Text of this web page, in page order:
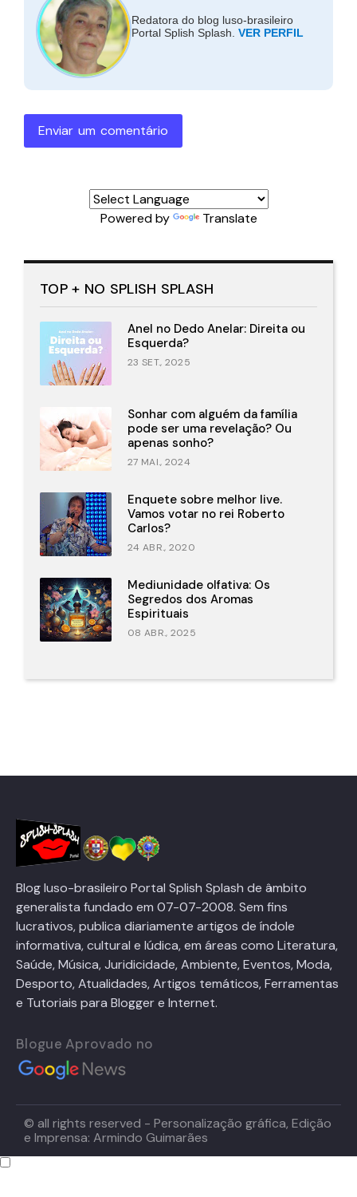
Redatora do blog luso-brasileiro
Portal Splish Splash. VER PERFIL
Enviar um comentário
Powered by Translate
TOP + NO SPLISH SPLASH
Anel no Dedo Anelar: Direita ou
Esquerda?
23 SET., 2025
Sonhar com alguém da família
pode ser uma revelação? Ou
apenas sonho?
27 MAI., 2024
Enquete sobre melhor live.
Vamos votar no rei Roberto
Carlos?
24 ABR., 2020
Mediunidade olfativa: Os
Segredos dos Aromas
Espirituais
08 ABR., 2025
Blog luso-brasileiro Portal Splish Splash de âmbito
generalista fundado em 07-07-2008. Sem fins
lucrativos, publica diariamente artigos de índole
informativa, cultural e lúdica, em áreas como Literatura,
Saúde, Música, Juridicidade, Ambiente, Eventos, Moda,
Desporto, Atualidades, Artigos temáticos, Ferramentas
e Tutoriais para Blogger e Internet.
Blogue Aprovado no
© all rights reserved - Personalização gráfica, Edição
e Imprensa: Armindo Guimarães